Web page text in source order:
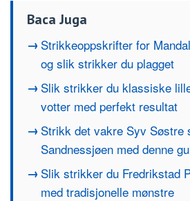
Baca Juga
Strikkeoppskrifter for
og slik strikker du plagget
Slik strikker du klassiske
votter med perfekt resultat
Strikk det vakre Syv Søstre
Sandnessjøen med denne
Slik strikker du Fredrikstad
med tradisjonelle mønstre